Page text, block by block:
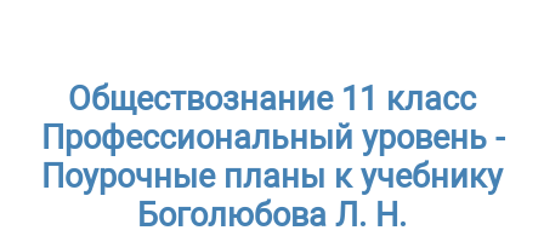
Обществознание 11 класс
Профессиональный уровень -
Поурочные планы к учебнику
Боголюбова Л. Н.